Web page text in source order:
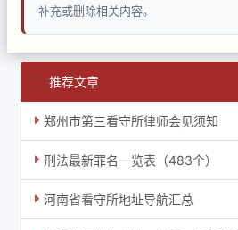
补充或删除相关内容。
推荐文章
郑州市第三看守所律师会见须知
刑法最新罪名一览表（483个）
河南省看守所地址导航汇总